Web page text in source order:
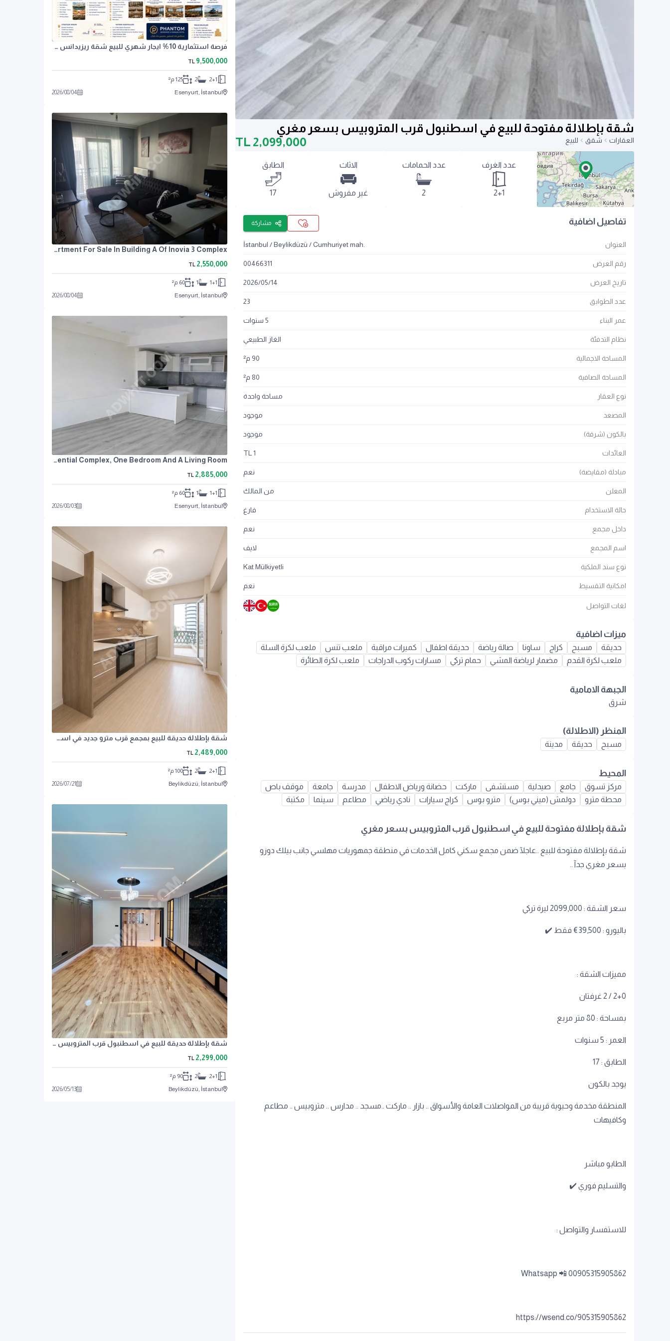
شقة بإطلالة مفتوحة للبيع في اسطنبول قرب المتروبيس بسعر مغري
العقارات شقق للبيع 2,099,000
TL
عدد الغرف
2+1
عدد الحمامات
2
الاثاث
غير مفروش
الطابق
17
تفاصيل اضافية مشاركة
العنوان İstanbul / Beylikdüzü / Cumhuriyet mah.
رقم العرض 00466311
تاريخ العرض 2026/05/14
عدد الطوابق 23
عمر البناء 5 سنوات
نظام التدفئة الغاز الطبيعي
المساحة الاجمالية 90 م²
المساحة الصافية 80 م²
نوع العقار مساحة واحدة
المصعد موجود
بالكون (شرفة) موجود
العائدات 1 TL
مبادلة (مقايضة) نعم
المعلن من المالك
حالة الاستخدام فارغ
داخل مجمع نعم
اسم المجمع لايف
نوع سند الملكية Kat Mülkiyetli
امكانية التقسيط نعم
لغات التواصل
ميزات اضافية
حديقة مسبح كراج ساونا صالة رياضة حديقة اطفال كميرات مراقبة ملعب تنس
ملعب لكرة السلة
ملعب لكرة القدم
مضمار لرياضة المشي حمام تركي مسارات ركوب الدراجات ملعب لكرة الطائرة
الجبهة الامامية
شرق
المنظر (الاطلالة)
مسبح حديقة مدينة
المحيط
مركز تسوق جامع صيدلية مستشفى ماركت حضانة ورياض الاطفال مدرسة جامعة
موقف باص
محطة مترو
دولمش (ميني بوس) مترو بوس كراج سيارات نادي رياضي مطاعم سينما مكتبة
شقة بإطلالة مفتوحة للبيع في اسطنبول قرب المتروبيس بسعر مغري
شقة بإطلالة مفتوحة للبيع ..عاجلآ ضمن مجمع سكني كامل الخدمات في منطقة جمهوريات مهلسي جانب بيلك دوزو
بسعر مغري جدآ ..
سعر الشقة : 2099,000 ليرة تركي
باليورو : 39,500€ فقط ✔️
مميزات الشقة :
2+0 / 2 غرفتان
العمر : 5 سنوات
الطابق : 17
يوجد بالكون
المنطقة مخدمة وحيوية قريبة من المواصلات العامة والأسواق .. بازار .. ماركت ..مسجد .. مدارس .. متروبيس .. مطاعم
وكافيهات
الطابو مباشر
والتسليم فوري ✔️
للاستفسار والتواصل :
00905315905862 📲 Whatsapp
https://wsend.co/905315905862
فرصة استثمارية 10% ايجار شهري للبيع شقة ريزيدانس 2+1 للبيع
9,500,000
TL
2+1
2
125 م²
Esenyurt, İstanbul
2026/08/04
Apartment For Sale In Building A Of Inovia 3 Complex.
2,550,000
TL
1+1
1
60 م²
Esenyurt, İstanbul
2026/08/04
Apartment For Sale In Unai Life Residential Complex, One Bedroom And A Living Room.
2,885,000
TL
1+1
1
60 م²
Esenyurt, İstanbul
2026/08/03
شقة بإطلالة حديقة للبيع بمجمع قرب مترو جديد في اسطنبول
2,489,000
TL
2+1
2
100 م²
Beylikdüzü, İstanbul
2026/07/21
شقة بإطلالة حديقة للبيع في اسطنبول قرب المتروبيس بسعر مغري
2,299,000
TL
2+1
2
90 م²
Beylikdüzü, İstanbul
2026/05/13